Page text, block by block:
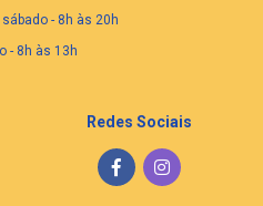
- 8h às 20h
- 8h às 13h
Redes Sociais